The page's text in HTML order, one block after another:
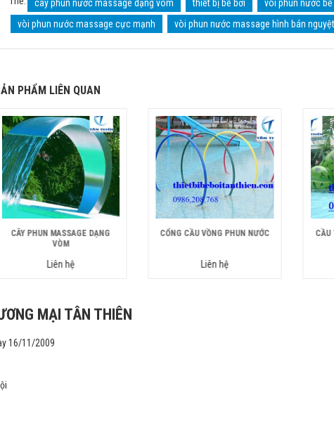
cây phun nước massage dạng vòm thiết bị bể bơi vòi phun nước
vòi phun nước massage cực mạnh
vòi phun nước massage hình bán nguyệt
PHẨM LIÊN QUAN
CÂY PHUN MASSAGE DẠNG
VÒM
Liên hệ
CỔNG CẦU VỒNG PHUN NƯỚC
Liên hệ
CẦU
MẠI TÂN THIÊN
16/11/2009